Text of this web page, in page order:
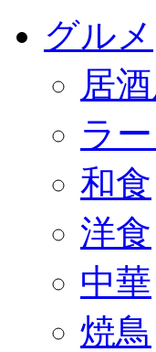
グルメ
居
ラ
和食
洋食
中華
焼鳥